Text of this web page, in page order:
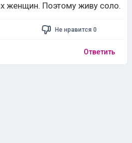
женщин. Поэтому живу соло.
Не нравится 0
Ответить